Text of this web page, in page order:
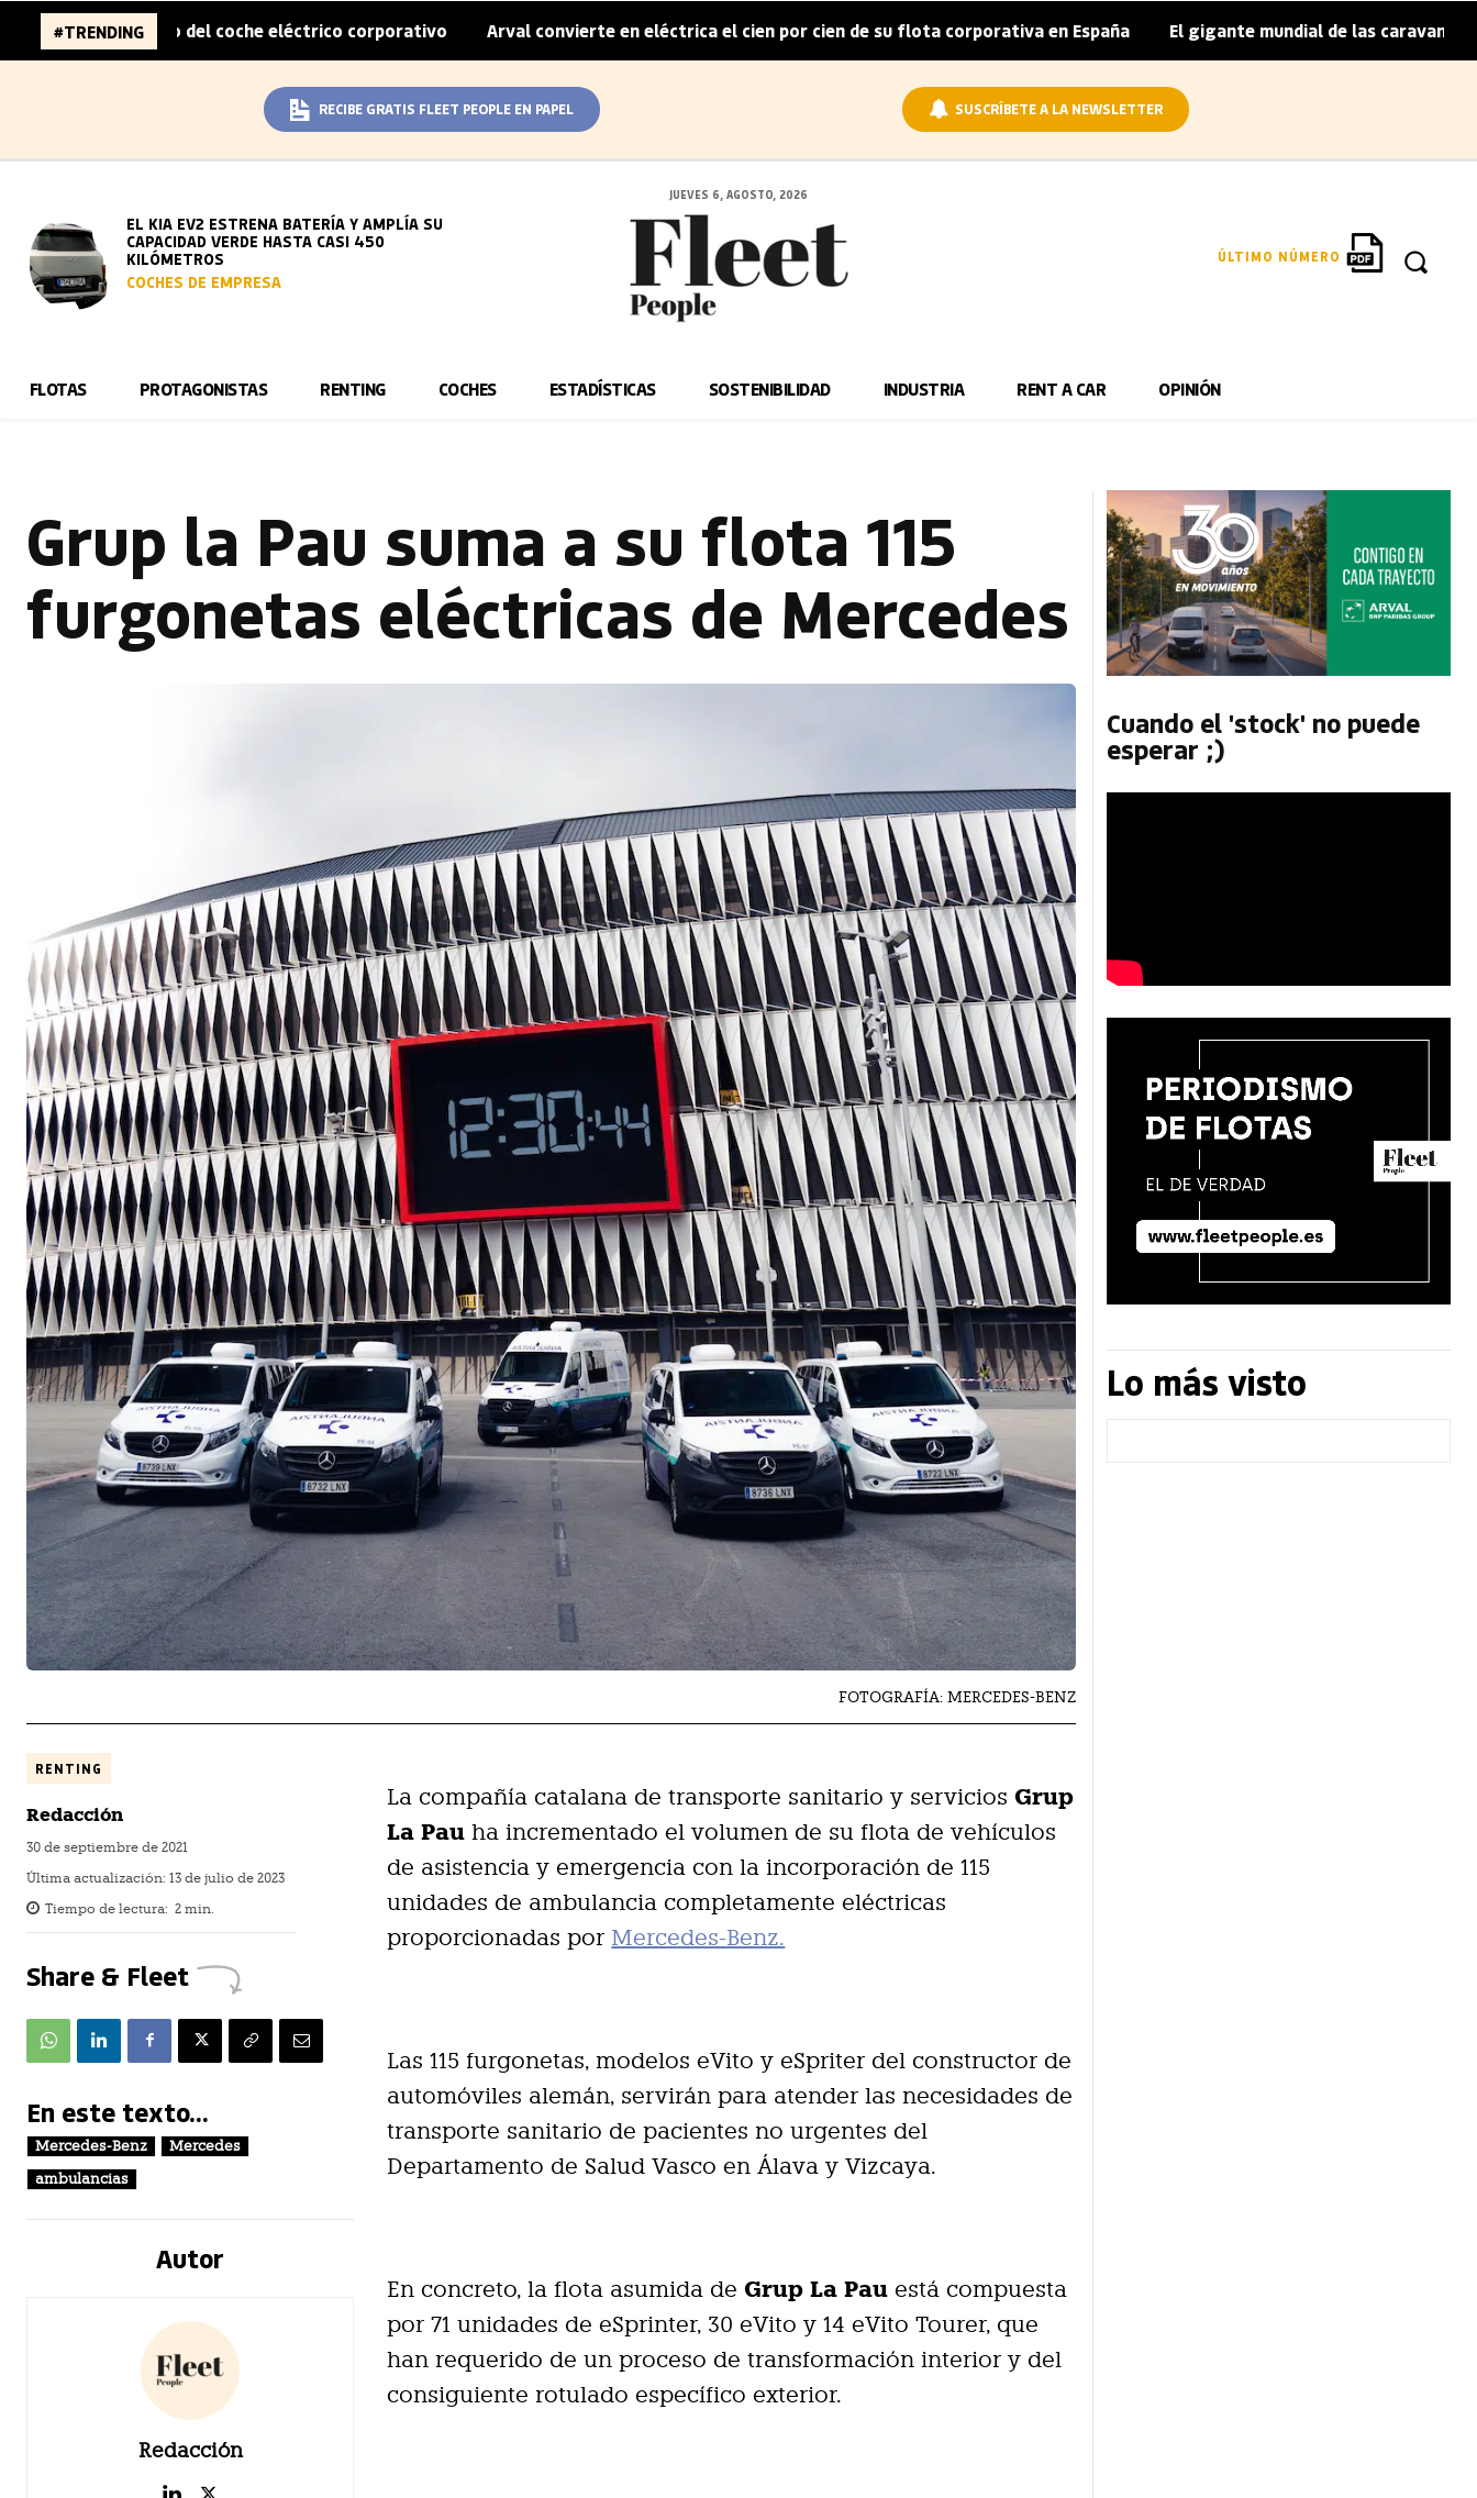
#TRENDINGdel coche eléctrico corporativo | Arval convierte en eléctrica el cien por cien de su flota corporativa en España | El gigante mundial de las caravanas asume
RECIBE GRATIS FLEET PEOPLE EN PAPEL SUSCRÍBETE A LA NEWSLETTER
EL KIA EV2 ESTRENA BATERÍA Y AMPLÍA SU
CAPACIDAD VERDE HASTA CASI 450
KILÓMETROS
COCHES DE EMPRESA
JUEVES 6, AGOSTO, 2026
ÚLTIMO NÚMERO
FLOTAS PROTAGONISTAS RENTING COCHES ESTADÍSTICAS SOSTENIBILIDAD INDUSTRIA RENT A CAR OPINIÓN
Grup la Pau suma a su flota 115
furgonetas eléctricas de Mercedes
FOTOGRAFÍA: MERCEDES-BENZ
RENTING
Redacción
30 de septiembre de 2021
Última actualización: 13 de julio de 2023
Tiempo de lectura: 2 min.
Share & Fleet
En este texto...
Mercedes-Benz
Mercedes
ambulancias
Autor
Redacción
La compañía catalana de transporte sanitario y serviciosGrup
La Pau ha incrementado el volumen de su flota de vehículos
de asistencia y emergencia con la incorporación de 115
unidades de ambulancia completamente eléctricas
proporcionadas por Mercedes-Benz.
Las 115 furgonetas, modelos eVito y eSpriter del constructor de
automóviles alemán, servirán para atender las necesidades de
transporte sanitario de pacientes no urgentes del
Departamento de Salud Vasco en Álava y Vizcaya.
En concreto, la flota asumida deGrup La Pau está compuesta
por 71 unidades de eSprinter, 30 eVito y 14 eVito Tourer, que
han requerido de un proceso de transformación interior y del
consiguiente rotulado específico exterior.
Cuando el 'stock' no puede
esperar ;)
Lo más visto